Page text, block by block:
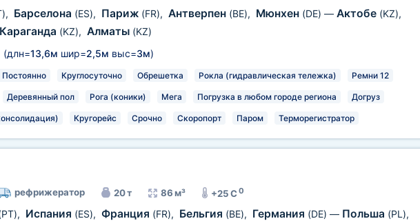
, Барселона (ES), Париж (FR), Антверпен (BE), Мюнхен (DE) — Актобе (KZ),
Караганда (KZ), Алматы (KZ)
13,6м шир=2,5м выс=3м)
Постоянно Круглосуточно Обрешетка Рокла (гидравлическая тележка) Ремни 12
Деревянный пол Рога (коники) Мега Погрузка в любом городе региона Догруз
Кругорейс Срочно Скоропорт Паром Терморегистратор
рефрижератор 20 т 86 м³ +25 C0
, Испания (ES), Франция (FR), Бельгия (BE), Германия (DE) — Польша (PL),